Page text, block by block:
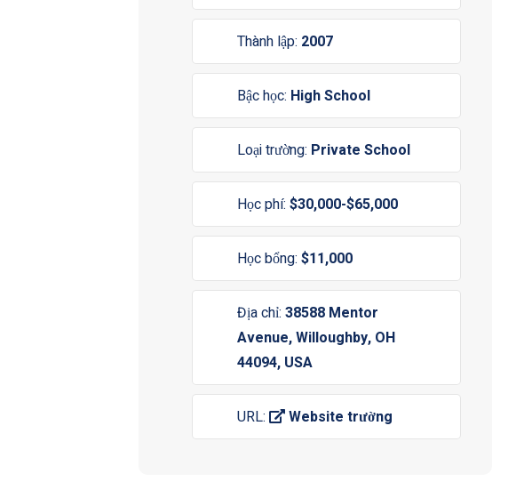
Thành lập: 2007
Bậc học: High School
Loại trường: Private School
Học phí: $30,000-$65,000
Học bổng: $11,000
Địa chỉ: 38588 Mentor
Avenue, Willoughby, OH
44094, USA
URL: Website trường